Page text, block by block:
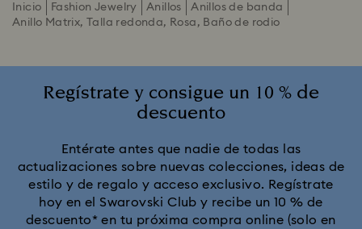
Inicio Fashion Jewelry Anillos
Anillos de banda
Anillo Matrix, Talla redonda, Rosa, Baño de rodio
Regístrate y consigue un 10 % de
descuento
Entérate antes que nadie de todas las
actualizaciones sobre nuevas colecciones, ideas de
estilo y de regalo y acceso exclusivo. Regístrate
hoy en el Swarovski Club y recibe un 10 % de
descuento* en tu próxima compra online (solo en